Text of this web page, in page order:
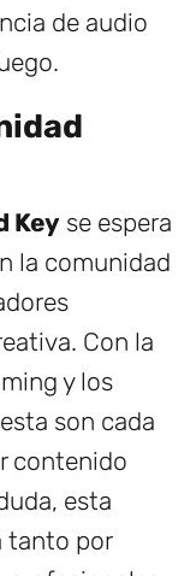
de audio
Key se espera
la comunidad
Con la
y los
son cada
contenido
esta
tanto por